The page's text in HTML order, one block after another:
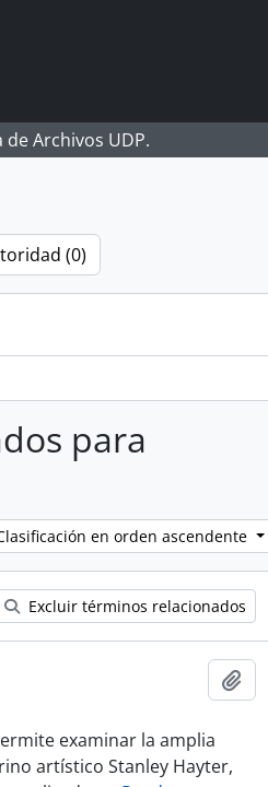
Archivos UDP.
(0)
para
en orden ascendente
Excluir términos relacionados
examinar la amplia
artístico Stanley Hayter,